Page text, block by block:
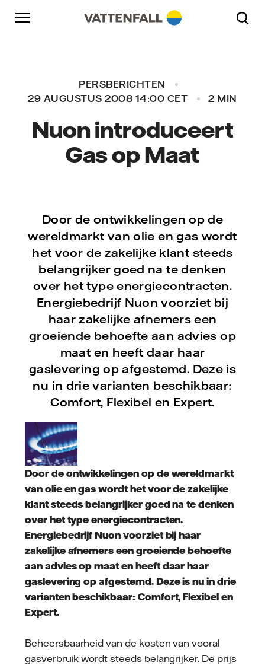
Naar content
Naar hoofdnavigatie
Ga naar footer
PERSBERICHTEN
29 AUGUSTUS 2008 14:00 CET
2 MIN
Nuon introduceert
Gas op Maat
Door de ontwikkelingen op de
wereldmarkt van olie en gas wordt
het voor de zakelijke klant steeds
belangrijker goed na te denken
over het type energiecontracten.
Energiebedrijf Nuon voorziet bij
haar zakelijke afnemers een
groeiende behoefte aan advies op
maat en heeft daar haar
gaslevering op afgestemd. Deze is
nu in drie varianten beschikbaar:
Comfort, Flexibel en Expert.
Door de ontwikkelingen op de wereldmarkt
van olie en gas wordt het voor de zakelijke
klant steeds belangrijker goed na te denken
over het type energiecontracten.
Energiebedrijf Nuon voorziet bij haar
zakelijke afnemers een groeiende behoefte
aan advies op maat en heeft daar haar
gaslevering op afgestemd. Deze is nu in drie
varianten beschikbaar: Comfort, Flexibel en
Expert.
Beheersbaarheid van de kosten van vooral
gasverbruik wordt steeds belangrijker. De prijs
Naar hoofdnavigatie